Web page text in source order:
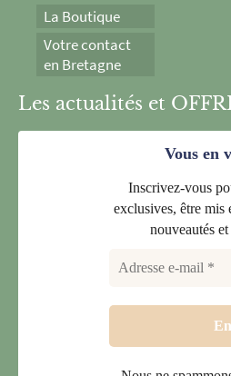
La Boutique
Votre contact
en Bretagne
Les actualités et
Vous en
Inscrivez-vous
exclusives, être mis
nouveautés